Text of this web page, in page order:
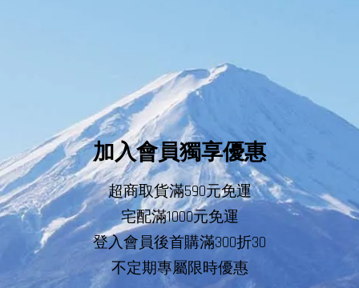
加入會員獨享優惠
超商取貨滿590元免運
宅配滿1000元免運
登入會員後首購滿300折30
不定期專屬限時優惠